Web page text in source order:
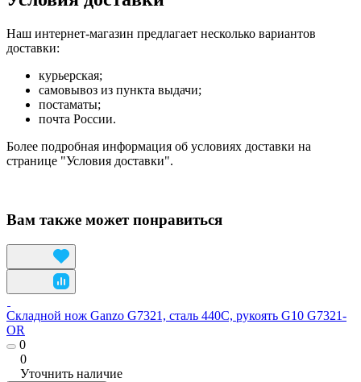
Наш интернет-магазин предлагает несколько вариантов
доставки:
курьерская;
самовывоз из пункта выдачи;
постаматы;
почта России.
Более подробная информация об условиях доставки на
странице "Условия доставки".
Вам также может понравиться
Складной нож Ganzo G7321, сталь 440C, рукоять G10 G7321-
OR
0
0
Уточнить наличие